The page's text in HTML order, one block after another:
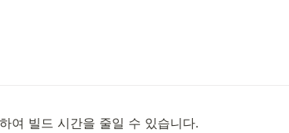
여 빌드 시간을 줄일 수 있습니다.